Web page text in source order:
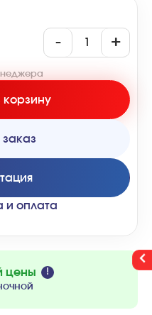
цены
- +
корзину
и оплата